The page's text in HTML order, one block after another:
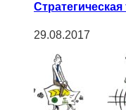
29.08.2017